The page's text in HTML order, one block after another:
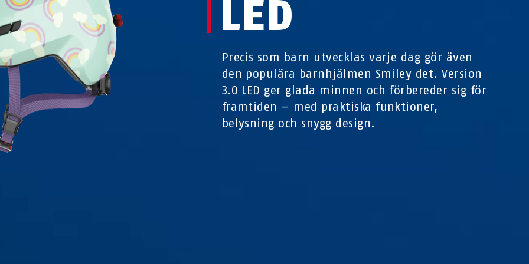
LED
Precis som barn utvecklas varje dag gör även
den populära barnhjälmen Smiley det. Version
3.0 LED ger glada minnen och förbereder sig för
framtiden – med praktiska funktioner,
belysning och snygg design.